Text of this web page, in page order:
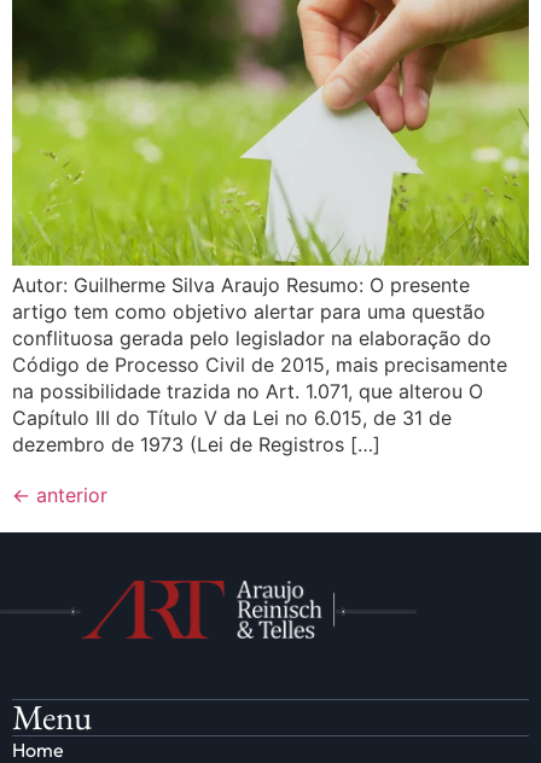
Autor: Guilherme Silva Araujo Resumo: O presente
artigo tem como objetivo alertar para uma questão
conflituosa gerada pelo legislador na elaboração do
Código de Processo Civil de 2015, mais precisamente
na possibilidade trazida no Art. 1.071, que alterou O
Capítulo III do Título V da Lei no 6.015, de 31 de
dezembro de 1973 (Lei de Registros […]
← anterior
Menu
Home